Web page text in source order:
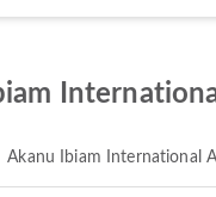
Akanu Ibiam International